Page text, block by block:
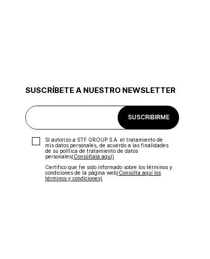
SUSCRÍBETE A NUESTRO NEWSLETTER
SUSCRIBIRME
Sí autorizo a STF GROUP S.A. el tratamiento de
mis datos personales, de acuerdo a las finalidades
de su política de tratamiento de datos
personales‎(Consúltala aquí)
Certifico que he sido informado sobre los términos y
condiciones de la página web‎(Consúlta aquí los
términos y condiciones)